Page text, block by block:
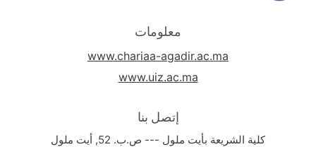
معلومات
www.chariaa-agadir.ac.ma
www.uiz.ac.ma
إتصل بنا
كلية الشريعة بأيت ملول --- ص.ب. 52, أيت ملول